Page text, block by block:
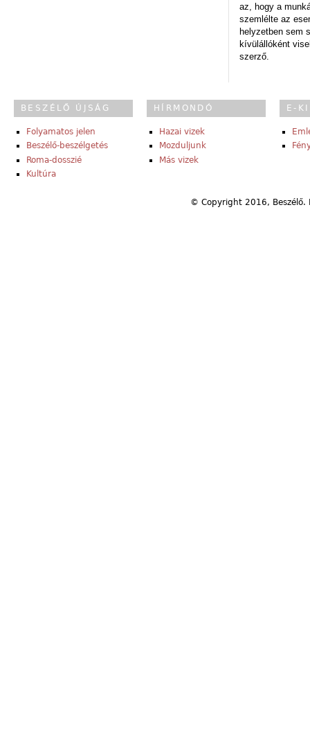
az, hogy a
szemlélte az
helyzetben sem
kívülállóként
szerző.
BESZÉLŐ ÚJSÁG
Folyamatos jelen
Beszélő-beszélgetés
Roma-dosszié
Kultúra
HÍRMONDÓ
Hazai vizek
Mozduljunk
Más vizek
E-
© Copyright 2016,